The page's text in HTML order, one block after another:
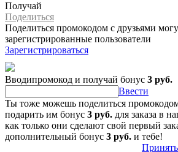
Получай
Поделиться
Поделиться промокодом с друзьями
зарегистрированные пользователи
Зарегистрироваться
Вводипромокод и получай бонус 3 руб.
Ввести
Ты тоже можешь поделиться
подарить им бонус 3 руб. для заказа в
как только они сделают свой первый
дополнительный бонус 3 руб. и тебе!
Принять